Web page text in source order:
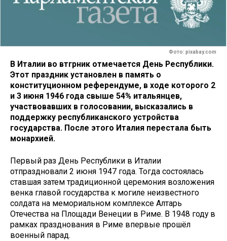
Фото: pixabay.com
В Италии во втгрник отмечается День Республики.
Этот праздник установлен в память о
конституционном референдуме, в ходе которого 2
и 3 июня 1946 года свыше 54% итальянцев,
участвовавших в голосовании, высказались в
поддержку республиканского устройства
государства. После этого Италия перестала быть
монархией.
Первый раз День Республики в Италии
отпраздновали 2 июня 1947 года. Тогда состоялась
ставшая затем традиционной церемония возложения
венка главой государства к могиле неизвестного
солдата на мемориальном комплексе Алтарь
Отечества на Площади Венеции в Риме. В 1948 году в
рамках празднования в Риме впервые прошёл
военный парад.